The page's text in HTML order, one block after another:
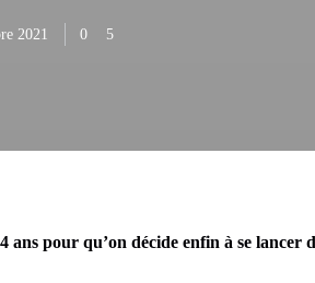
2021 0 5
pour qu’on décide enfin à se lancer